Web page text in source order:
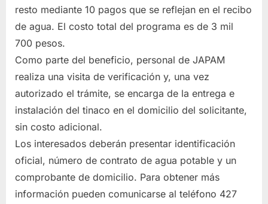
resto mediante 10 pagos que se reflejan en el recibo
de agua. El costo total del programa es de 3 mil
700 pesos.
Como parte del beneficio, personal de JAPAM
realiza una visita de verificación y, una vez
autorizado el trámite, se encarga de la entrega e
instalación del tinaco en el domicilio del solicitante,
sin costo adicional.
Los interesados deberán presentar identificación
oficial, número de contrato de agua potable y un
comprobante de domicilio. Para obtener más
información pueden comunicarse al teléfono 427